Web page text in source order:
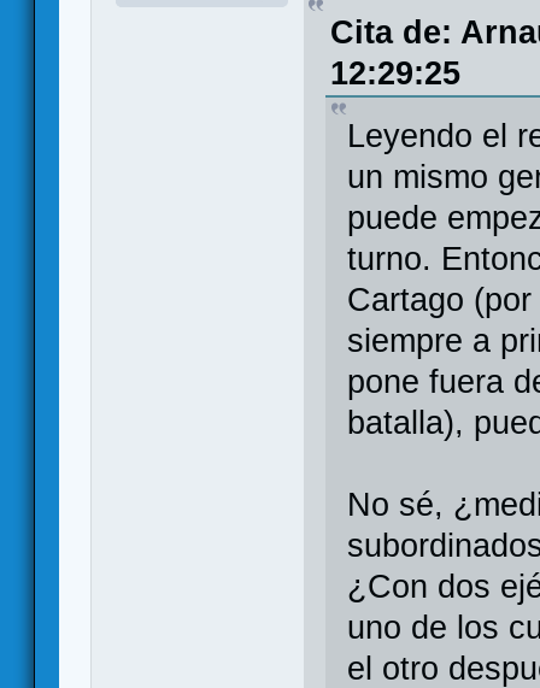
Cita de:
12:29:25
Leyendo el
un mismo
puede
turno.
Cartago
siempre a
pone fuera
batalla),
No sé,
¿Con dos
uno de los
el otro